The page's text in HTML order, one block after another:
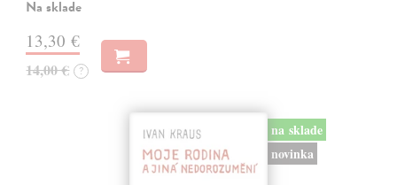
Na sklade
13,30 €
14,00 € ?
na sklade
novinka